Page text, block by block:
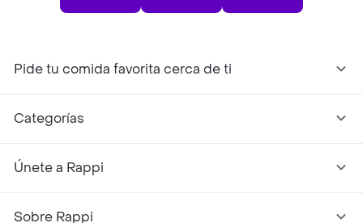
Pide tu comida favorita cerca de ti
Categorías
Únete a Rappi
Sobre Rappi